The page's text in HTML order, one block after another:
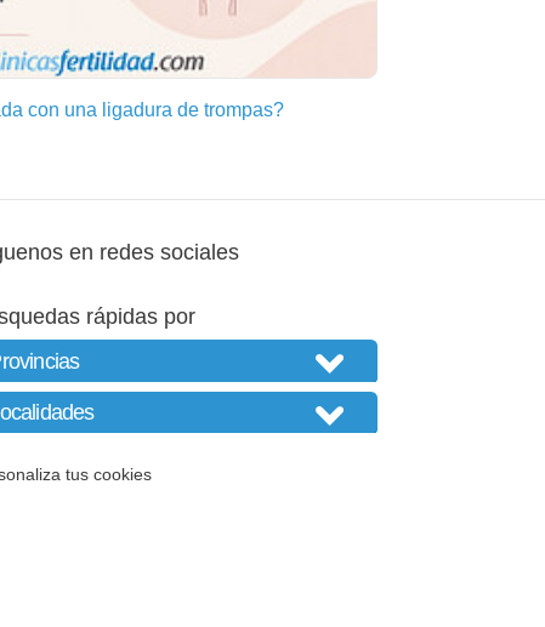
con una ligadura de trompas?
en redes sociales
rápidas por
tus cookies